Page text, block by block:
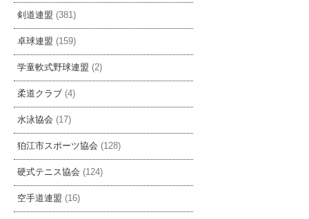
剣道連盟 (381)
卓球連盟 (159)
学童軟式野球連盟 (2)
柔道クラブ (4)
水泳協会 (17)
狛江市スポーツ協会 (128)
硬式テニス協会 (124)
空手道連盟 (16)